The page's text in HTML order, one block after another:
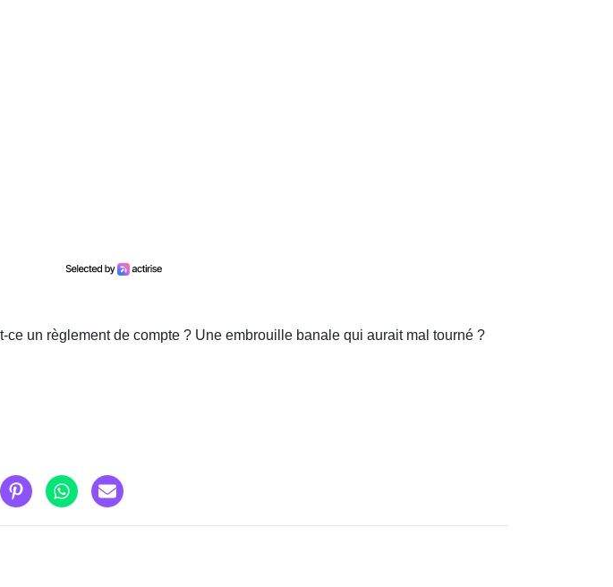
un règlement de compte ? Une embrouille banale qui aurait mal tourné ?